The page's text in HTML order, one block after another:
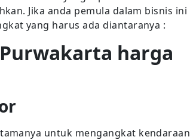
Jika anda pemula dalam bisnis ini
yang harus ada diantaranya :
harga
untuk mengangkat kendaraan